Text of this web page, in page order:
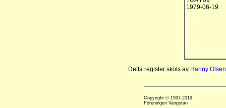
1979-06-19
Detta register sköts av Hanny Olsen
Copyright © 1997-2019
Föreningen Vangoran